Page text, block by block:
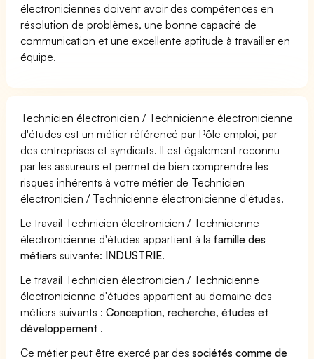
électroniciennes doivent avoir des compétences en
résolution de problèmes, une bonne capacité de
communication et une excellente aptitude à travailler en
équipe.
Technicien électronicien / Technicienne électronicienne
d'études est un métier référencé par Pôle emploi, par
des entreprises et syndicats. Il est également reconnu
par les assureurs et permet de bien comprendre les
risques inhérents à votre métier de Technicien
électronicien / Technicienne électronicienne d'études.
Le travail Technicien électronicien / Technicienne
électronicienne d'études appartient à la famille des
métiers suivante: INDUSTRIE.
Le travail Technicien électronicien / Technicienne
électronicienne d'études appartient au domaine des
métiers suivants :Conception, recherche, études et
développement .
Ce métier peut être exercé par dessociétés comme de